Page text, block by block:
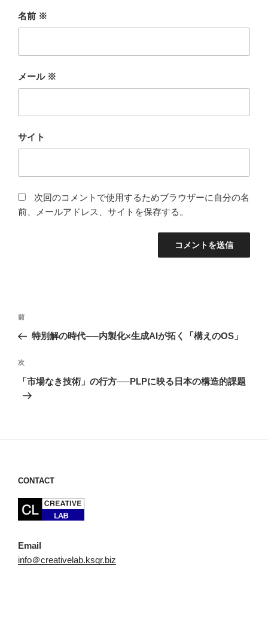
名前 ※
メール ※
サイト
次回のコメントで使用するためブラウザーに自分の名
前、メールアドレス、サイトを保存する。
投
ナ
ビ
ゲ
ー
前
の
稿
前
特別解の時代──内製化×生成AIが拓く「構えのOS」
次
の
次
「市場なき技術」の行方──PLPに映る日本の構造的課題
CONTACT
Email
info＠creativelab.ksqr.biz